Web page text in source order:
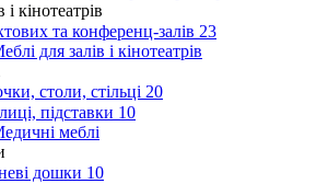
кінотеатрів
та конференц-залів 23
для залів і кінотеатрів
столи, стільці 20
підставки 10
меблі
дошки 10